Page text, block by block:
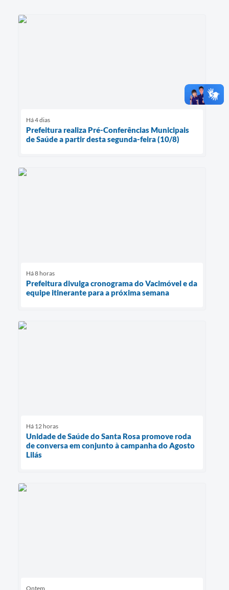
Há 4 dias
Prefeitura realiza Pré-Conferências Municipais
de Saúde a partir desta segunda-feira (10/8)
Há 8 horas
Prefeitura divulga cronograma do Vacimóvel e da
equipe itinerante para a próxima semana
Há 12 horas
Unidade de Saúde do Santa Rosa promove roda
de conversa em conjunto à campanha do Agosto
Lilás
Ontem